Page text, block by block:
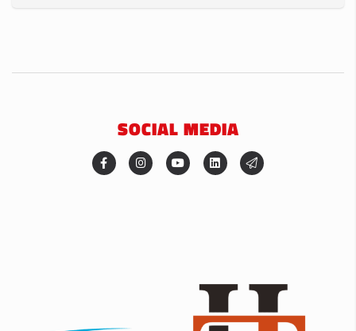
SOCIAL MEDIA